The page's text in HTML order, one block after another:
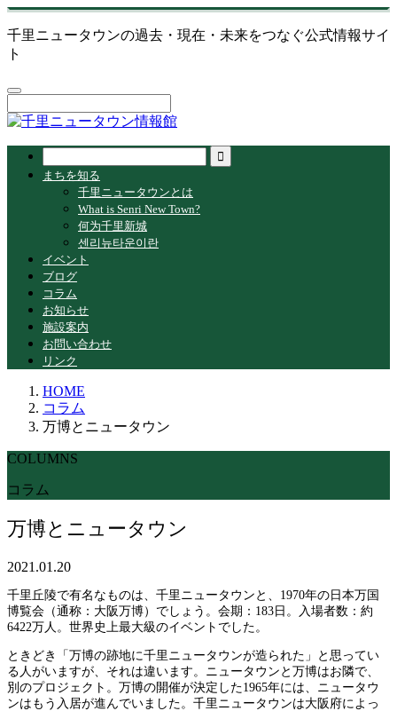
千里ニュータウンの過去・現在・未来をつなぐ公式情報サイ
ト
まちを知る
千里ニュータウンとは
What is Senri New Town?
何为千里新城
센리뉴타운이란
イベント
ブログ
コラム
お知らせ
施設案内
お問い合わせ
リンク
HOME
コラム
万博とニュータウン
COLUMNS
コラム
万博とニュータウン
2021.01.20
千里丘陵で有名なものは、千里ニュータウンと、1970年の日本万国
博覧会（通称：大阪万博）でしょう。会期：183日。入場者数：約
6422万人。世界史上最大級のイベントでした。
ときどき「万博の跡地に千里ニュータウンが造られた」と思ってい
る人がいますが、それは違います。ニュータウンと万博はお隣で、
別のプロジェクト。万博の開催が決定した1965年には、ニュータウ
ンはもう入居が進んでいました。千里ニュータウンは大阪府によっ